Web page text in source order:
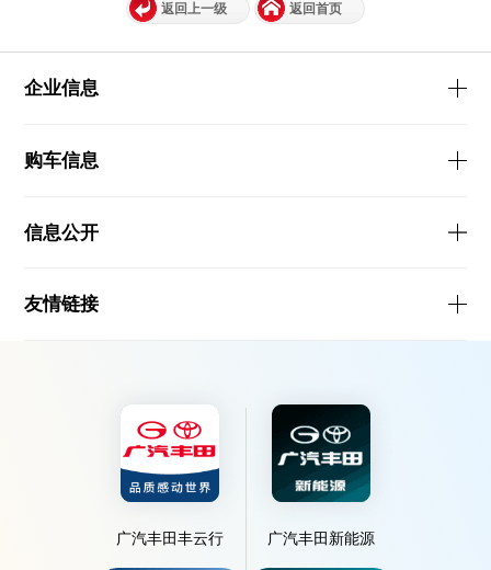
返回上一级 返回首页
企业信息
购车信息
信息公开
友情链接
广汽丰田丰云行 广汽丰田新能源